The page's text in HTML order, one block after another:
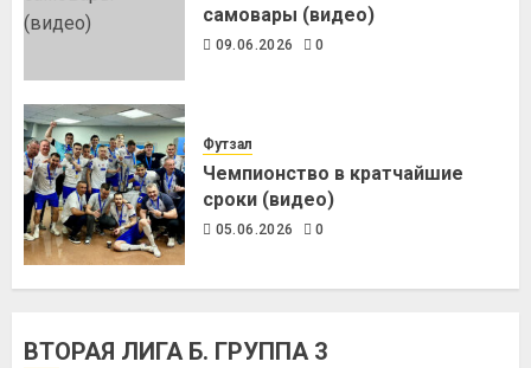
самовары (видео)
09.06.2026 0
Футзал
Чемпионство в кратчайшие
сроки (видео)
05.06.2026 0
ВТОРАЯ ЛИГА Б. ГРУППА 3